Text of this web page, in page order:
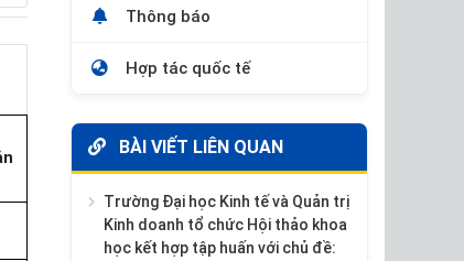
Thông báo
Hợp tác quốc tế
BÀI VIẾT LIÊN QUAN
Trường Đại học Kinh tế và Quản trị
Kinh doanh tổ chức Hội thảo khoa
học kết hợp tập huấn với chủ đề: